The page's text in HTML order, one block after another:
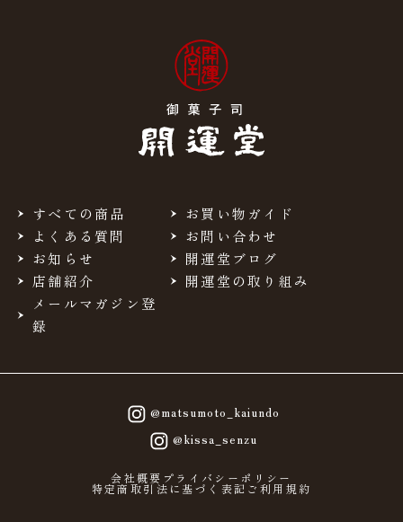
※ログインには、会員登録時に入力したメールアドレスお
よびパスワードが必要になります。
会員のみなさまから提供された個人情報
当サイトを利用するにあたって、会員の住所、電話番号、
購入履歴などの大切な個人情報がネットサーバ上に登録さ
れますが、当社はその個人情報を適切かつ確実に管理する
※チャートなど一個人が特定できない範囲で集計する場合
があります。
お客様からの会員登録を承認しない場合
会員登録の申し込みを当社が受けた際、架空の人物を登録
した場合や、本人以外の第三者の会員登録をした場合、過
適当と判断した時は、その会員登録を承認しない場合があ
また一度承認した会員であっても前述のいずれかであるこ
とが判明した場合は、ただちに承認を取り消させていただ
個人利用以外に転用、商用することを禁止しま
すべての商品
お買い物ガイド
よくある質問
お問い合わせ
お知らせ
開運堂ブログ
店舗紹介
開運堂の取り組み
メールマガジン登
録
@matsumoto_kaiundo
@kissa_senzu
会社概要 プライバシーポリシー
特定商取引法に基づく表記 ご利用規約